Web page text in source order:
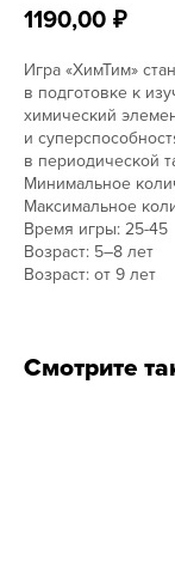
1190,00 ₽
Игра «ХимТим»
в подготовке к
химический
и
в периодической
Минимальное
Максимальное
Время игры: 25-45
Возраст: 5–8 лет
Возраст: от 9 лет
Смотрите